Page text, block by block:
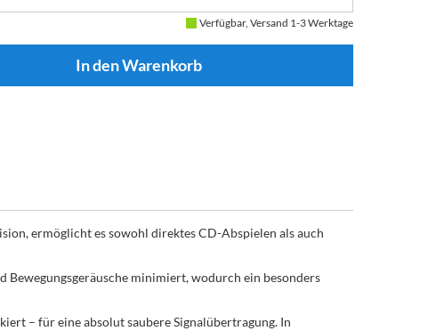
Verfügbar, Versand 1-3 Werktage
ermöglicht es sowohl direktes CD-Abspielen als auch
Bewegungsgeräusche minimiert, wodurch ein besonders
– für eine absolut saubere Signalübertragung. In